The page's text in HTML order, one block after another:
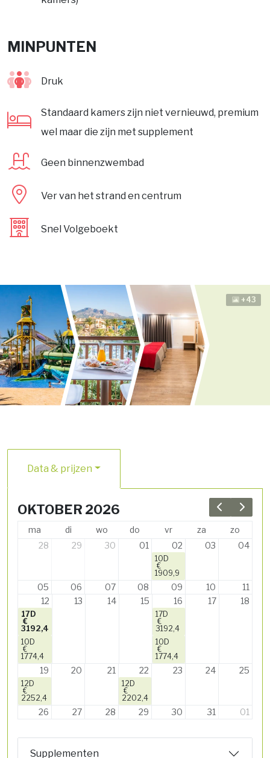
MINPUNTEN
Druk
Standaard kamers zijn niet vernieuwd, premium
wel maar die zijn met supplement
Geen binnenzwembad
Ver van het strand en centrum
Snel Volgeboekt
+43
Data & prijzen
Previous
Next
OKTOBER 2026
ma di wo do vr za
zo
28
29 30 01 02
10D
€
1909,9
03 04
05 06 07 08 09 10
11
12
17D
€
3192,4
10D
€
1774,4
13 14 15 16
17D
€
3192,4
10D
€
1774,4
17 18
19
12D
€
2252,4
20 21 22
12D
€
2202,4
23 24 25
26 27 28 29 30 31 01
Supplementen